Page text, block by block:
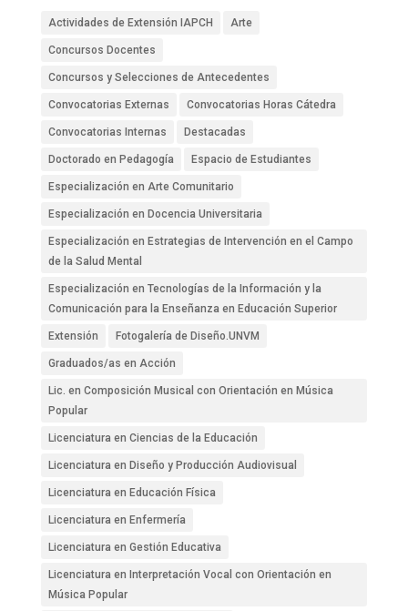
Actividades de Extensión IAPCH Arte
Concursos Docentes
Concursos y Selecciones de Antecedentes
Convocatorias Externas Convocatorias Horas Cátedra
Convocatorias Internas Destacadas
Doctorado en Pedagogía Espacio de Estudiantes
Especialización en Arte Comunitario
Especialización en Docencia Universitaria
Especialización en Estrategias de Intervención en el Campo
de la Salud Mental
Especialización en Tecnologías de la Información y la
Comunicación para la Enseñanza en Educación Superior
Extensión Fotogalería de Diseño.UNVM
Graduados/as en Acción
Lic. en Composición Musical con Orientación en Música
Popular
Licenciatura en Ciencias de la Educación
Licenciatura en Diseño y Producción Audiovisual
Licenciatura en Educación Física
Licenciatura en Enfermería
Licenciatura en Gestión Educativa
Licenciatura en Interpretación Vocal con Orientación en
Música Popular